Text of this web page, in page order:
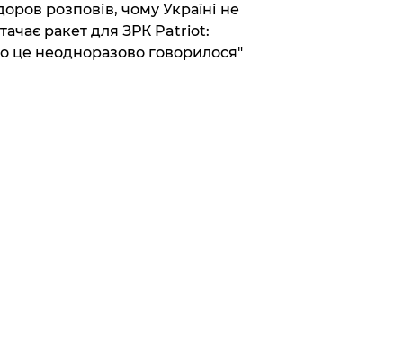
розповів, чому Україні не
ракет для ЗРК Patriot:
це неодноразово говорилося"